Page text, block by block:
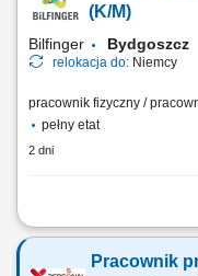
aluminiowych,
(K/M)
Bilfinger Bydgoszcz
relokacja do: Niemcy
pracownik fizyczny /
pełny etat
2 dni
Twój zakres obowiązków:
sprzętu ciężkiego (koparek,
Pracownik